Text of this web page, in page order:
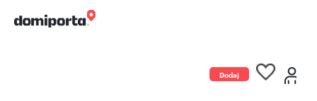
Dodaj